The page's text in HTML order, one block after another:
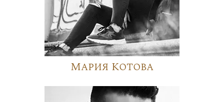
Мария Котова